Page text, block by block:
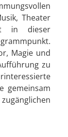
Theater
in dieser
Magie und
zu
gemeinsam